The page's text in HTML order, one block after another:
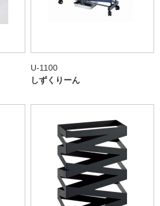
U-1100
しずくりーん